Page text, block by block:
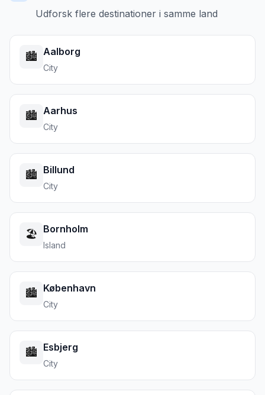
Udforsk flere destinationer i samme land
🏙️ Aalborg
City
🏙️ Aarhus
City
🏙️ Billund
City
🏖️ Bornholm
Island
🏙️ København
City
🏙️ Esbjerg
City